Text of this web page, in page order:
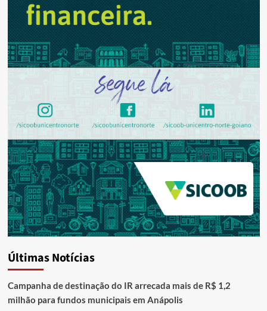
Últimas Notícias
Campanha de destinação do IR arrecada mais de R$ 1,2
milhão para fundos municipais em Anápolis